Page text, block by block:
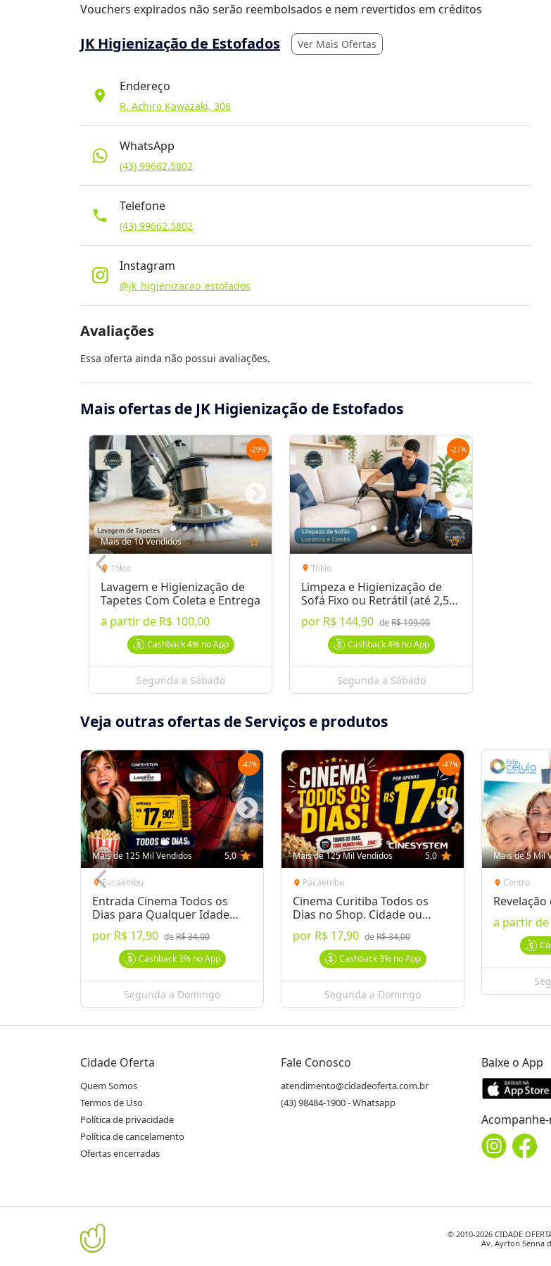
Vouchers expirados não serão reembolsados e nem revertidos em créditos
JK Higienização de Estofados Ver Mais Ofertas
location_on
Endereço
R. Achiro Kawazaki, 306
WhatsApp
(43) 99662.5802
phone
Telefone
(43) 99662.5802
Instagram
@jk_higienizacao_estofados
Avaliações
Essa oferta ainda não possui avaliações.
Mais ofertas de JK Higienização de Estofados
-29%
Mais de 10 Vendidos star_outline
location_on Tókio
Lavagem e Higienização de
Tapetes Com Coleta e Entrega
a partir de R$ 100,00
Cashback4%no App
Segunda a Sábado
-27%
star_outline
location_on Tókio
Limpeza e Higienização de
Sofá Fixo ou Retrátil (até 2,50
Metros)
por R$ 144,90 deR$ 199,00
Cashback4%no App
Segunda a Sábado
Veja outras ofertas de Serviços e produtos
-47%
Mais de 125 Mil Vendidos 5,0 star
location_onPacaembu
Entrada Cinema Todos os
Dias para Qualquer Idade
Londrina
por R$ 17,90 de R$ 34,00
Cashback3%no App
Segunda a Domingo
-47%
Mais de 125 Mil Vendidos 5,0 star
location_on Pacaembu
Cinema Curitiba Todos os
Dias no Shop. Cidade ou
Ventura Shop.
por R$ 17,90 deR$ 34,00
Cashback3%no App
Segunda a Domingo
Mais de 5 Mil
location_on Centro
Revelação
a partir de
Cidade Oferta
Quem Somos
Termos de Uso
Política de privacidade
Política de cancelamento
Ofertas encerradas
Fale Conosco
atendimento@cidadeoferta.com.br
(43) 98484-1900 - Whatsapp
Baixe o App
© 2010-2026 CIDADE
Av. Ayrton Senna